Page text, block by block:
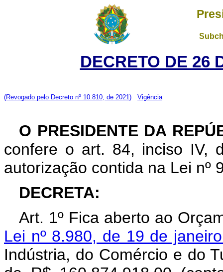
DECRETO DE 26
(Revogado pelo Decreto nº 10.810, de 2021) Vigência
O PRESIDENTE DA
confere o art. 84, inciso IV,
autorização contida na Lei nº
DECRETA:
Art. 1º Fica aberto ao
Lei nº 8.980, de 19 de
Indústria, do Comércio e do